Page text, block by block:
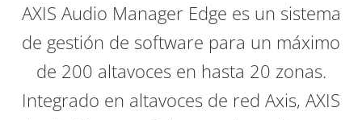
AXIS Audio Manager Edge es un sistema
de gestión de software para un máximo
de 200 altavoces en hasta 20 zonas.
Integrado en altavoces de red Axis, AXIS